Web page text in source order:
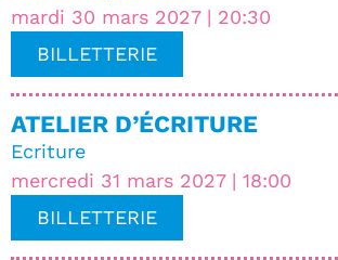
mardi 30 mars 2027 | 20:30
BILLETTERIE
mercredi 31 mars 2027 | 18:00
ATELIER D’ÉCRITURE
Ecriture
BILLETTERIE